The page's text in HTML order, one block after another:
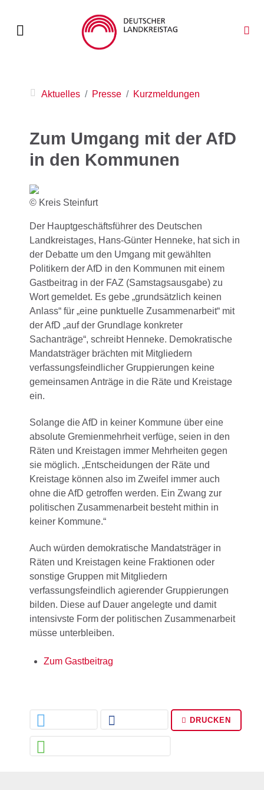
Aktuelles Presse Kurzmeldungen
Zum Umgang mit der AfD
in den Kommunen
© Kreis Steinfurt
Der Hauptgeschäftsführer des Deutschen
Landkreistages, Hans-Günter Henneke, hat sich in
der Debatte um den Umgang mit gewählten
Politikern der AfD in den Kommunen mit einem
Gastbeitrag in der FAZ (Samstagsausgabe) zu
Wort gemeldet. Es gebe „grundsätzlich keinen
Anlass“ für „eine punktuelle Zusammenarbeit“ mit
der AfD „auf der Grundlage konkreter
Sachanträge“, schreibt Henneke. Demokratische
Mandatsträger brächten mit Mitgliedern
verfassungsfeindlicher Gruppierungen keine
gemeinsamen Anträge in die Räte und Kreistage
ein.
Solange die AfD in keiner Kommune über eine
absolute Gremienmehrheit verfüge, seien in den
Räten und Kreistagen immer Mehrheiten gegen
sie möglich. „Entscheidungen der Räte und
Kreistage können also im Zweifel immer auch
ohne die AfD getroffen werden. Ein Zwang zur
politischen Zusammenarbeit besteht mithin in
keiner Kommune.“
Auch würden demokratische Mandatsträger in
Räten und Kreistagen keine Fraktionen oder
sonstige Gruppen mit Mitgliedern
verfassungsfeindlich agierender Gruppierungen
bilden. Diese auf Dauer angelegte und damit
intensivste Form der politischen Zusammenarbeit
müsse unterbleiben.
Zum Gastbeitrag
DRUCKEN